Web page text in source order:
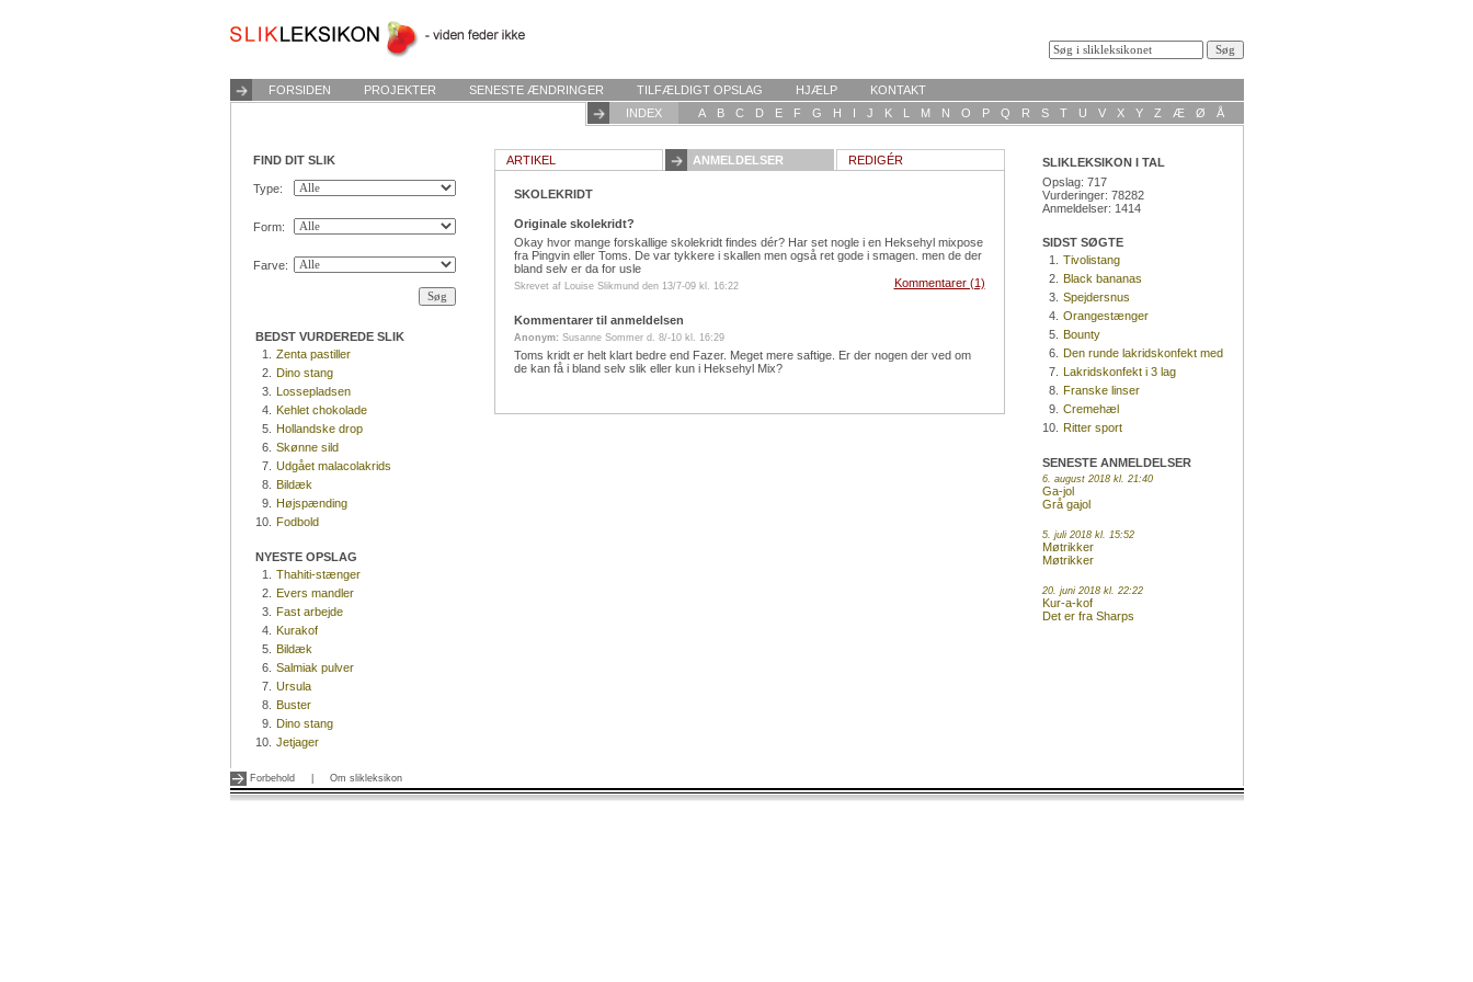
FORSIDEN PROJEKTER SENESTE ÆNDRINGER TILFÆLDIGT OPSLAG HJÆLP
KONTAKT
INDEX
A B C D E F G H I J K L M N O P Q R S T U V X Y Z Æ Ø Å
FIND DIT SLIK
Type:
Form:
Farve:
BEDST VURDEREDE SLIK
1.
Zenta pastiller
2. Dino stang
3. Lossepladsen
4. Kehlet chokolade
5. Hollandske drop
6. Skønne sild
7. Udgået malacolakrids
8. Bildæk
9. Højspænding
10. Fodbold
NYESTE OPSLAG
1.
Thahiti-stænger
2. Evers mandler
3. Fast arbejde
4. Kurakof
5. Bildæk
6. Salmiak pulver
7. Ursula
8. Buster
9. Dino stang
10. Jetjager
ARTIKEL ANMELDELSER REDIGÉR
SKOLEKRIDT
Originale skolekridt?
Okay hvor mange forskallige skolekridt findes dér? Har set nogle i en Heksehyl mixpose
fra Pingvin eller Toms. De var tykkere i skallen men også ret gode i smagen. men de der
bland selv er da for usle
Skrevet af Louise Slikmund den 13/7-09 kl. 16:22 Kommentarer (1)
Kommentarer til anmeldelsen
Anonym: Susanne Sommer d. 8/-10 kl. 16:29
Toms kridt er helt klart bedre end Fazer. Meget mere saftige. Er der nogen der ved om
de kan få i bland selv slik eller kun i Heksehyl Mix?
SLIKLEKSIKON I TAL
Opslag: 717
Vurderinger: 78282
Anmeldelser: 1414
SIDST SØGTE
1.
Tivolistang
2. Black bananas
3. Spejdersnus
4. Orangestænger
5. Bounty
6. Den runde lakridskonfekt med
kokosnød
7. Lakridskonfekt i 3 lag
8. Franske linser
9. Cremehæl
10. Ritter sport
SENESTE ANMELDELSER
6. august 2018 kl. 21:40
Ga-jol
Grå gajol
5. juli 2018 kl. 15:52
Møtrikker
Møtrikker
20. juni 2018 kl. 22:22
Kur-a-kof
Det er fra Sharps
Forbehold Om slikleksikon